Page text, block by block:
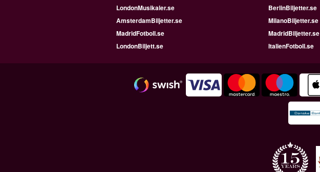
LondonMusikaler.se
BerlinBiljetter.se
AmsterdamBiljetter.se
MilanoBiljetter.se
MadridFotboll.se
MadridBiljetter.se
LondonBiljett.se
ItalienFotboll.se